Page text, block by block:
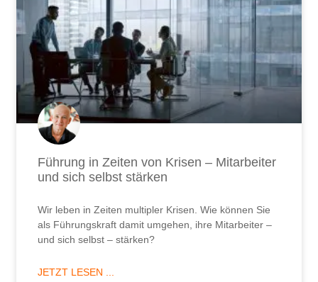
Führung in Zeiten von Krisen – Mitarbeiter
und sich selbst stärken
Wir leben in Zeiten multipler Krisen. Wie können Sie
als Führungskraft damit umgehen, ihre Mitarbeiter –
und sich selbst – stärken?
JETZT LESEN ...